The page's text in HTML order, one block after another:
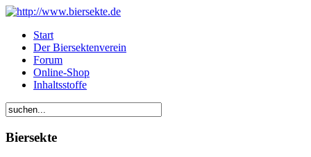
Start
Der Biersektenverein
Forum
Online-Shop
Inhaltsstoffe
Biersekte